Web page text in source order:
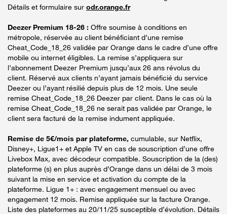
Détails et formulaire sur odr.orange.fr
Deezer Premium 18-26 : Offre soumise à conditions en
métropole, réservée au client bénéficiant d’une remise
Cheat_Code_18_26 validée par Orange dans le cadre d’une offre
mobile ou internet éligibles. La remise s’appliquera sur
l’abonnement Deezer Premium jusqu’aux 26 ans révolus du
client. Réservé aux clients n’ayant jamais bénéficié du service
Deezer ou l’ayant résilié depuis plus de 12 mois. Une seule
remise Cheat_Code_18_26 Deezer par client. Dans le cas où la
remise Cheat_Code_18_26 ne serait pas validée par Orange, le
client sera facturé de la remise indument appliquée.
Remise de 5€/mois par plateforme, cumulable, sur Netflix,
Disney+, Ligue1+ et Apple TV en cas de souscription d’une offre
Livebox Max, avec décodeur compatible. Souscription de la (des)
plateforme (s) en plus auprès d’Orange dans un délai de 3 mois
suivant la mise en service et activation du compte de la
plateforme. Ligue 1+ : avec engagement mensuel ou avec
engagement 12 mois. Remise appliquée sur la facture Orange.
Liste des plateformes au 20/11/25 susceptible d’évolution. Détails